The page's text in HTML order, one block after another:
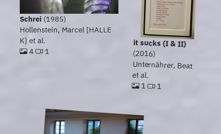
Schrei (1985)
Hollenstein, Marcel [HALLE
K] et al.
4
1
it sucks (I & II)
(2016)
Unternährer, Beat
et al.
1 1